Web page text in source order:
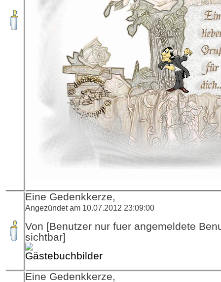
Eine Gedenkkerze,
Angezündet am 10.07.2012 23:09:00
Von [Benutzer nur fuer angemeldete
sichtbar]
Eine Gedenkkerze,